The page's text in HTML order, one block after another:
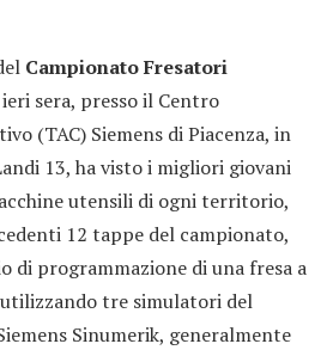
Campionato Fresatori
ieri sera, presso il Centro
(TAC) Siemens di Piacenza, in
13, ha visto i migliori giovani
utensili di ogni territorio,
12 tappe del campionato,
di programmazione di una fresa a
tre simulatori del
Sinumerik, generalmente